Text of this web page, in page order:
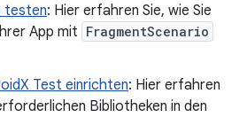
testen: Hier erfahren Sie, wie Sie
App mit FragmentScenario
Test einrichten: Hier erfahren
Bibliotheken in den